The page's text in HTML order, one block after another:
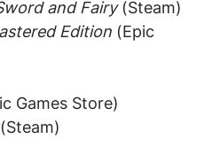
and Fairy (Steam)
Edition (Epic
Games Store)